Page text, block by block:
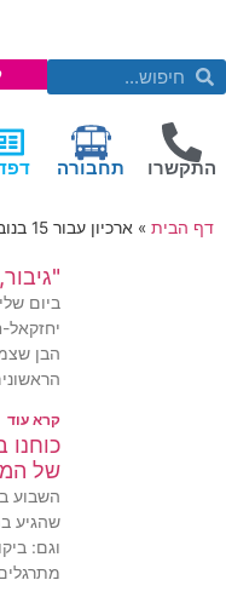
התקשרו תחבורה
דף הבית » ארכיון עבור 15 בנובמבר 2023
יחזקאל-
הבן
קרא עוד
של
השבוע
שהגיע
וגם: